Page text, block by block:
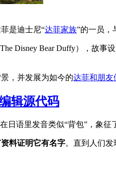
是迪士尼“达菲家族”的一员，
Disney Bear Duffy），故事
，并发展为如今的达菲和朋友
辑源代码
日语里发音类似“背包”，象
料证明它有名字。直到人们发